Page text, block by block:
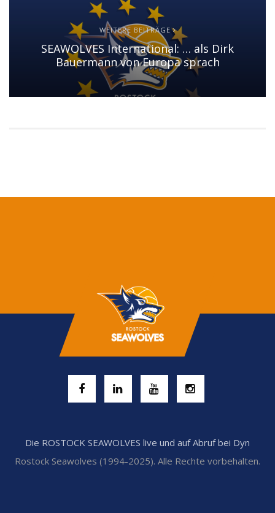
WEITERE BEITRÄGE
SEAWOLVES International: … als Dirk
Bauermann von Europa sprach
Die ROSTOCK SEAWOLVES live und auf Abruf bei Dyn
Rostock Seawolves (1994-2025). Alle Rechte vorbehalten.